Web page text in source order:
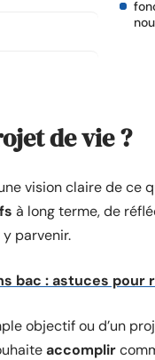
de vie ?
vision claire de ce
à long terme, de
parvenir.
bac : astuces pour
objectif ou d’un
accomplir